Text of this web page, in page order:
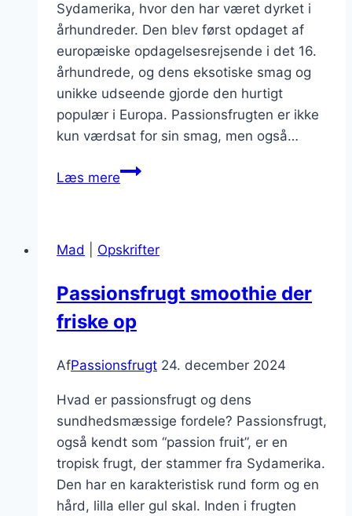
Sydamerika, hvor den har været dyrket i
århundreder. Den blev først opdaget af
europæiske opdagelsesrejsende i det 16.
århundrede, og dens eksotiske smag og
unikke udseende gjorde den hurtigt
populær i Europa. Passionsfrugten er ikke
kun værdsat for sin smag, men også…
Læs merePassionsfrugt
og
Mad Opskrifter
Passionsfrugt smoothie der
friske op
AfPassionsfrugt 24. december 2024
Hvad er passionsfrugt og dens
sundhedsmæssige fordele? Passionsfrugt,
også kendt som “passion fruit”, er en
tropisk frugt, der stammer fra Sydamerika.
Den har en karakteristisk rund form og en
hård, lilla eller gul skal. Inden i frugten